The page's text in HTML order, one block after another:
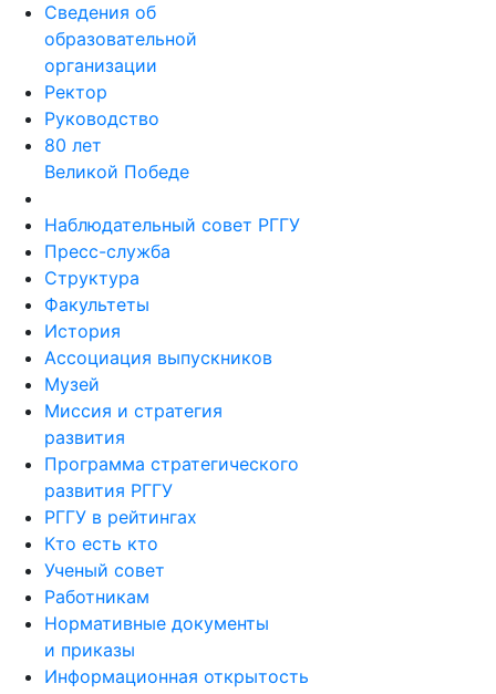
Сведения об
образовательной
организации
Ректор
Руководство
80 лет
Великой Победе
Наблюдательный совет РГГУ
Пресс-служба
Структура
Факультеты
История
Ассоциация выпускников
Музей
Миссия и стратегия
развития
Программа стратегического
развития РГГУ
РГГУ в рейтингах
Кто есть кто
Ученый совет
Работникам
Нормативные документы
и приказы
Информационная открытость